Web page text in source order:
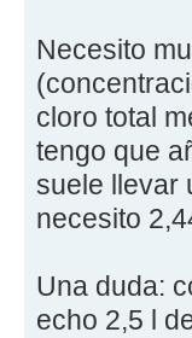
Necesito
cloro total
tengo que
suele llevar
necesito
Una duda:
echo 2,5 l